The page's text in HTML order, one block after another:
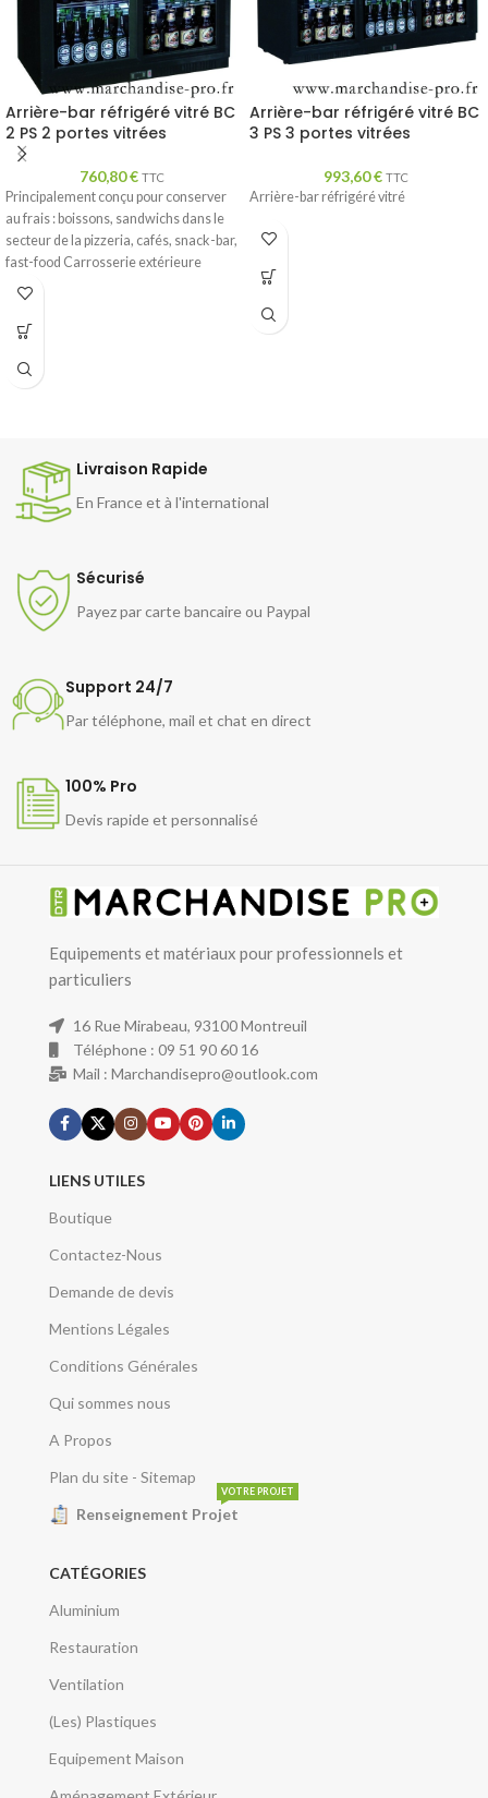
Arrière-bar réfrigéré vitré BC
2 PS 2 portes vitrées
760,80€ TTC
Principalement conçu pour conserver
au frais : boissons, sandwichs dans le
secteur de la pizzeria, cafés, snack-bar,
fast-food Carrosserie extérieure
Arrière-bar réfrigéré vitré BC
3 PS 3 portes vitrées
993,60€ TTC
Arrière-bar réfrigéré vitré
Livraison Rapide
En France et à l'international
Sécurisé
Payez par carte bancaire ou Paypal
Support 24/7
Par téléphone, mail et chat en direct
100% Pro
Devis rapide et personnalisé
Equipements et matériaux pour professionnels et
particuliers
16 Rue Mirabeau, 93100 Montreuil
Téléphone : 09 51 90 60 16
Mail : Marchandisepro@outlook.com
LIENS UTILES
Boutique
Contactez-Nous
Demande de devis
Mentions Légales
Conditions Générales
Qui sommes nous
A Propos
Plan du site - Sitemap
Renseignement Projet
VOTRE PROJET
CATÉGORIES
Aluminium
Restauration
Ventilation
(Les) Plastiques
Equipement Maison